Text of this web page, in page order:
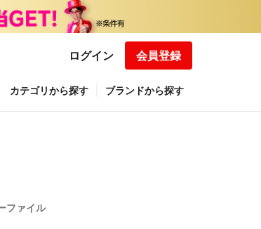
ログイン 会員登録
カテゴリから探す ブランドから探す
ファイル